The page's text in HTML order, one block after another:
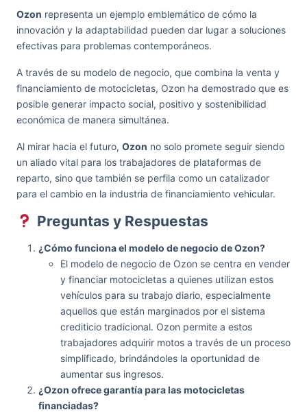
Ozon representa un ejemplo emblemático de cómo la
innovación y la adaptabilidad pueden dar lugar a soluciones
efectivas para problemas contemporáneos.
A través de su modelo de negocio, que combina la venta y
financiamiento de motocicletas, Ozon ha demostrado que es
posible generar impacto social, positivo y sostenibilidad
económica de manera simultánea.
Al mirar hacia el futuro, Ozon no solo promete seguir siendo
un aliado vital para los trabajadores de plataformas de
reparto, sino que también se perfila como un catalizador
para el cambio en la industria de financiamiento vehicular.
Preguntas y Respuestas
¿Cómo funciona el modelo de negocio de Ozon?
El modelo de negocio de Ozon se centra en vender
y financiar motocicletas a quienes utilizan estos
vehículos para su trabajo diario, especialmente
aquellos que están marginados por el sistema
crediticio tradicional. Ozon permite a estos
trabajadores adquirir motos a través de un proceso
simplificado, brindándoles la oportunidad de
aumentar sus ingresos.
¿Ozon ofrece garantía para las motocicletas
financiadas?